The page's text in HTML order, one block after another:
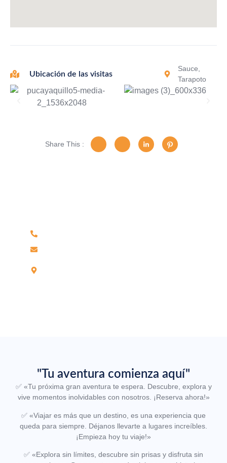
Ubicación de las visitas
Sauce,
Tarapoto
Share This :
"Tu aventura comienza aquí"
✅ «Tu próxima gran aventura te espera. Descubre, explora y
vive momentos inolvidables con nosotros. ¡Reserva ahora!»
✅ «Viajar es más que un destino, es una experiencia que
queda para siempre. Déjanos llevarte a lugares increíbles.
¡Empieza hoy tu viaje!»
✅ «Explora sin límites, descubre sin prisas y disfruta sin